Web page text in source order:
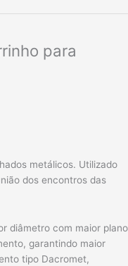
para
metálicos. Utilizado
dos encontros das
diâmetro com maior plano
garantindo maior
tipo Dacromet,